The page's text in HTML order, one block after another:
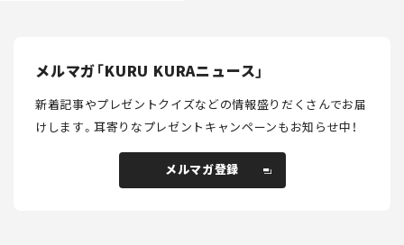
メルマガ「KURU KURAニュース」
新着記事やプレゼントクイズなどの情報盛りだくさんでお届
けします。耳寄りなプレゼントキャンペーンもお知らせ中！
メルマガ登録